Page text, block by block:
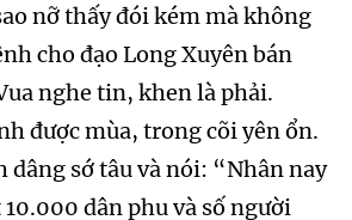
nỡ thấy đói kém mà không
cho đạo Long Xuyên bán
nghe tin, khen là phải.
được mùa, trong cõi yên ổn.
dâng sớ tâu và nói: “Nhân nay
dân phu và số người